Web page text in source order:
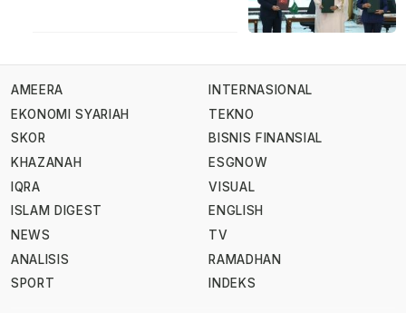
AMEERA
EKONOMI SYARIAH
SKOR
KHAZANAH
IQRA
ISLAM DIGEST
NEWS
ANALISIS
SPORT
INTERNASIONAL
TEKNO
BISNIS FINANSIAL
ESGNOW
VISUAL
ENGLISH
TV
RAMADHAN
INDEKS